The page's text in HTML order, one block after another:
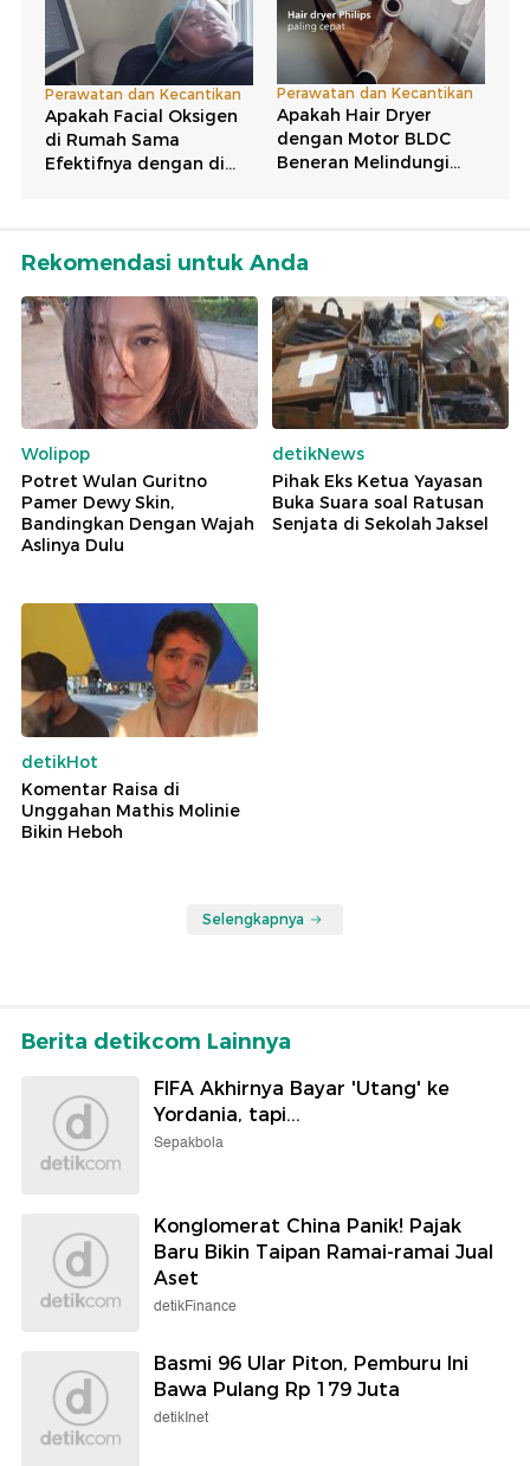
Rekomendasi untuk Anda
Wolipop
Potret Wulan Guritno
Pamer Dewy Skin,
Bandingkan Dengan Wajah
Aslinya Dulu
detikNews
Pihak Eks Ketua Yayasan
Buka Suara soal Ratusan
Senjata di Sekolah Jaksel
detikHot
Komentar Raisa di
Unggahan Mathis Molinie
Bikin Heboh
Selengkapnya
Berita detikcom Lainnya
FIFA Akhirnya Bayar 'Utang' ke
Yordania, tapi...
Sepakbola
Konglomerat China Panik! Pajak
Baru Bikin Taipan Ramai-ramai Jual
Aset
detikFinance
Basmi 96 Ular Piton, Pemburu Ini
Bawa Pulang Rp 179 Juta
detikInet